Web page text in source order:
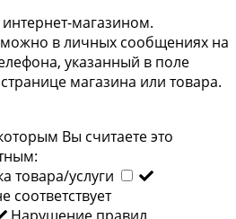
магазином.
можно в личных сообщениях на
, указанный в поле
магазина или товара.
Вы считаете это
товара/услуги